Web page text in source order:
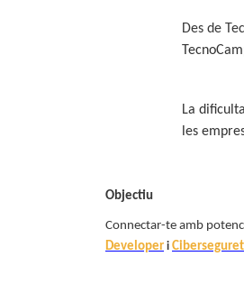
Des de
La
les
Objectiu
Connectar-te amb
Developer i